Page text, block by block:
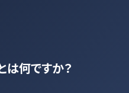
は何ですか？